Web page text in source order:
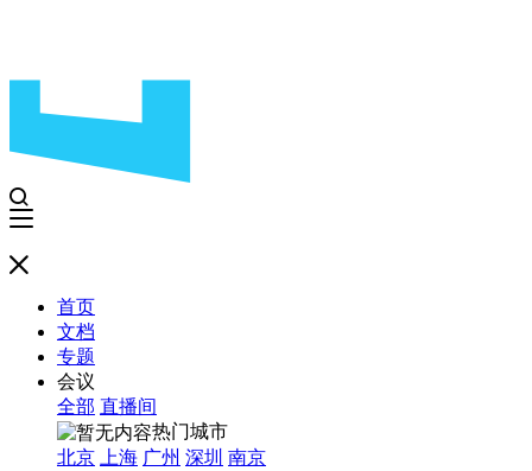
首页
文档
专题
会议
全部 直播间
热门城市
北京
上海 广州 深圳 南京